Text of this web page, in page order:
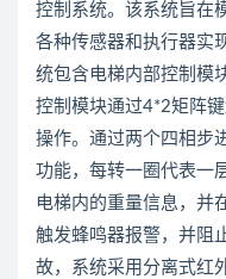
控制系统。该系统旨在
各种传感器和执行器实
统包含电梯内部控制模
控制模块通过4*2矩阵
操作。通过两个四相步
功能，每转一圈代表一
电梯内的重量信息，并
触发蜂鸣器报警，并阻
故，系统采用分离式红